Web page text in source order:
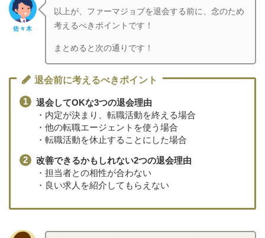
佐々木
以上が、ファーマジョブを退会する前に、念のため
考えるべきポイントです！
まとめると次の通りです！
退会前に考えるべきポイント
退会してOKな3つの退会理由
・内定が決まり、転職活動を終える場合
・他の転職エージェントを使う場合
・転職活動を休止することにした場合
改善できるかもしれない2つの退会理由
・担当者との相性が合わない
・良い求人を紹介してもらえない